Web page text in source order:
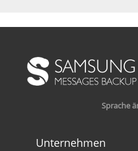
Sprache
Unternehmen